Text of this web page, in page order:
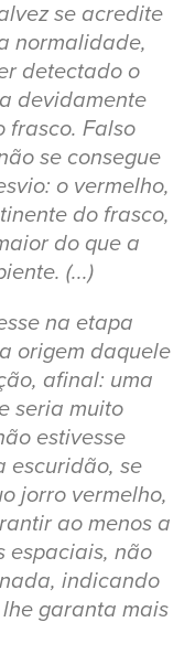
se acredite
normalidade,
detectado o
devidamente
frasco. Falso
se consegue
o vermelho,
do frasco,
do que a
(...)
na etapa
origem daquele
afinal: uma
seria muito
estivesse
escuridão, se
jorro vermelho,
ao menos a
espaciais, não
indicando
garanta mais